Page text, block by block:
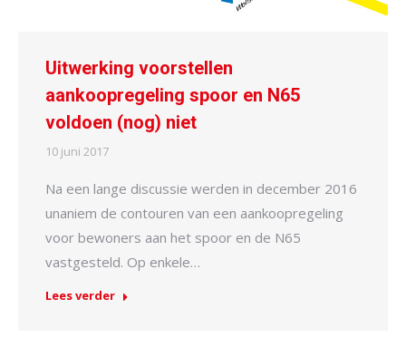
Uitwerking voorstellen
aankoopregeling spoor en N65
voldoen (nog) niet
10 juni 2017
Na een lange discussie werden in december 2016
unaniem de contouren van een aankoopregeling
voor bewoners aan het spoor en de N65
vastgesteld. Op enkele…
Lees verder